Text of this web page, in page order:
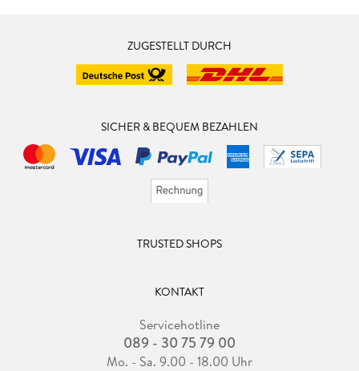
ZUGESTELLT DURCH
SICHER & BEQUEM BEZAHLEN
TRUSTED SHOPS
KONTAKT
Servicehotline
089 - 30 75 79 00
Mo. - Sa. 9.00 - 18.00 Uhr